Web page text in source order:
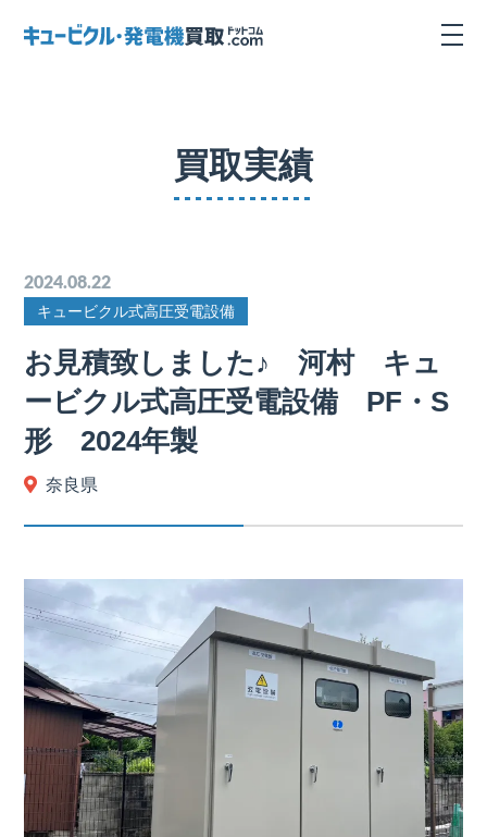
買取実績
2024.08.22
キュービクル式高圧受電設備
お見積致しました♪ 河村 キュ
ービクル式高圧受電設備 PF・S
形 2024年製
奈良県